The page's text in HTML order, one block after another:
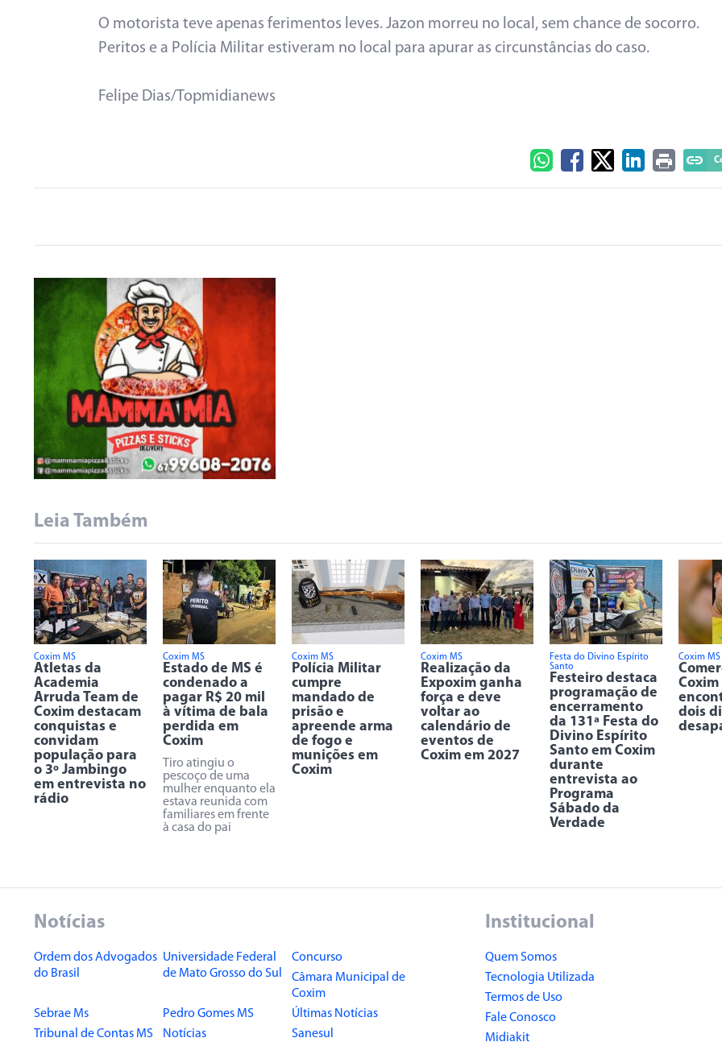
O motorista teve apenas ferimentos leves. Jazon morreu no local, sem chance de socorro.
Peritos e a Polícia Militar estiveram no local para apurar as circunstâncias do caso.
Felipe Dias/Topmidianews
Leia Também
Coxim MS
Atletas da
Academia
Arruda Team de
Coxim destacam
conquistas e
convidam
população para
o 3º Jambingo
em entrevista no
rádio
Coxim MS
Estado de MS é
condenado a
pagar R$ 20 mil
à vítima de bala
perdida em
Coxim
Tiro atingiu o
pescoço de uma
mulher enquanto ela
estava reunida com
familiares em frente
à casa do pai
Coxim MS
Polícia Militar
cumpre
mandado de
prisão e
apreende arma
de fogo e
munições em
Coxim
Coxim MS
Realização da
Expoxim ganha
força e deve
voltar ao
calendário de
eventos de
Coxim em 2027
Festa do Divino Espírito
Santo
Festeiro destaca
programação de
encerramento
da 131ª Festa do
Divino Espírito
Santo em Coxim
durante
entrevista ao
Programa
Sábado da
Verdade
Coxim MS
Coxim
dois
Notícias
Ordem dos Advogados
do Brasil
Universidade Federal
de Mato Grosso do Sul
Concurso
Câmara Municipal de
Coxim
Sebrae Ms
Pedro Gomes MS
Últimas Notícias
Tribunal de Contas MS
Notícias Sanesul
Institucional
Quem Somos
Tecnologia Utilizada
Termos de Uso
Fale Conosco
Midiakit